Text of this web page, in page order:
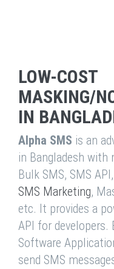
LOW-COST
MASKING/
IN
Alpha SMS is an
in Bangladesh with
Bulk SMS, SMS
SMS Marketing,
etc. It provides a
API for developers.
Software
send SMS